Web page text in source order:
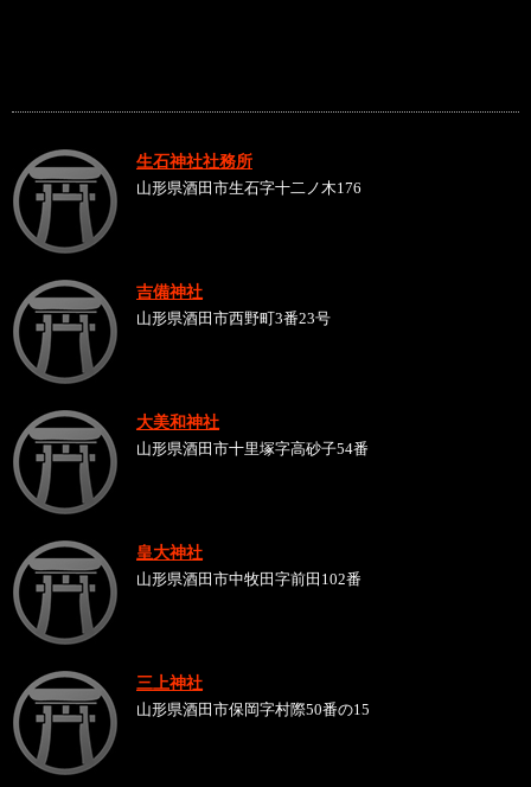
生石神社社務所
山形県酒田市生石字十二ノ木176
吉備神社
山形県酒田市西野町3番23号
大美和神社
山形県酒田市十里塚字高砂子54番
皇大神社
山形県酒田市中牧田字前田102番
三上神社
山形県酒田市保岡字村際50番の15